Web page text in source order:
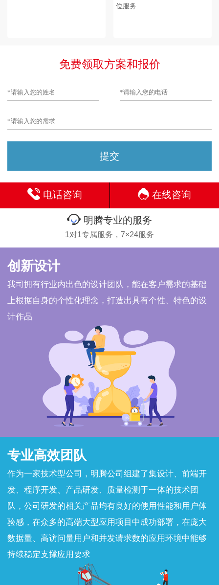
位服务
免费领取方案和报价
电话咨询 在线咨询
明腾专业的服务
1对1专属服务，7×24服务
创新设计
我司拥有行业内出色的设计团队，能在客户需求的基础
上根据自身的个性化理念，打造出具有个性、特色的设
计作品
专业高效团队
作为一家技术型公司，明腾公司组建了集设计、前端开
发、程序开发、产品研发、质量检测于一体的技术团
队，公司研发的相关产品均有良好的使用性能和用户体
验感，在众多的高端大型应用项目中成功部署，在庞大
数据量、高访问量用户和并发请求数的应用环境中能够
持续稳定支撑应用要求